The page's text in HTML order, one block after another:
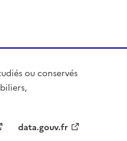
ou conservés
data.gouv.fr